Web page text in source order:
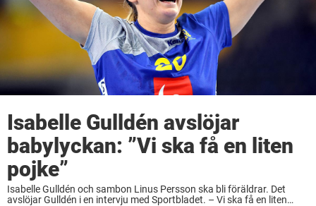
Isabelle Gulldén avslöjar
babylyckan: ”Vi ska få en liten
pojke”
Isabelle Gulldén och sambon Linus Persson ska bli föräldrar. Det
avslöjar Gulldén i en intervju med Sportbladet. – Vi ska få en liten